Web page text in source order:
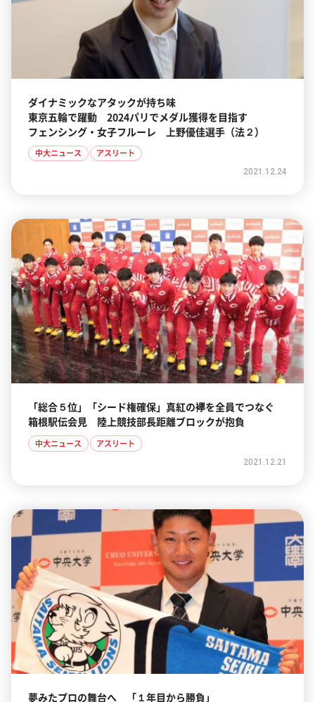
ダイナミックなアタックが持ち味
東京五輪で躍動 2024パリでメダル獲得を目指す
フェンシング・女子フルーレ 上野優佳選手（法２）
中大ニュース アスリート
2021.12.24
「総合５位」「シード権確保」真紅の襷を全員でつなぐ
箱根駅伝会見 陸上競技部長距離ブロックが抱負
中大ニュース アスリート
2021.12.21
夢みたプロの舞台へ 「１年目から勝負」